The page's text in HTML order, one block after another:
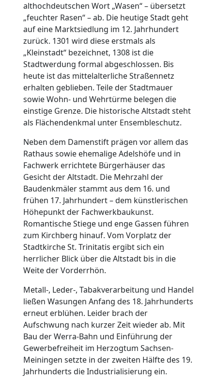
althochdeutschen Wort „Wasen“ – übersetzt
„feuchter Rasen“ – ab. Die heutige Stadt geht
auf eine Marktsiedlung im 12. Jahrhundert
zurück. 1301 wird diese erstmals als
„Kleinstadt“ bezeichnet, 1308 ist die
Stadtwerdung formal abgeschlossen. Bis
heute ist das mittelalterliche Straßennetz
erhalten geblieben. Teile der Stadtmauer
sowie Wohn- und Wehrtürme belegen die
einstige Grenze. Die historische Altstadt steht
als Flächendenkmal unter Ensembleschutz.
Neben dem Damenstift prägen vor allem das
Rathaus sowie ehemalige Adelshöfe und in
Fachwerk errichtete Bürgerhäuser das
Gesicht der Altstadt. Die Mehrzahl der
Baudenkmäler stammt aus dem 16. und
frühen 17. Jahrhundert – dem künstlerischen
Höhepunkt der Fachwerkbaukunst.
Romantische Stiege und enge Gassen führen
zum Kirchberg hinauf. Vom Vorplatz der
Stadtkirche St. Trinitatis ergibt sich ein
herrlicher Blick über die Altstadt bis in die
Weite der Vorderrhön.
Metall-, Leder-, Tabakverarbeitung und Handel
ließen Wasungen Anfang des 18. Jahrhunderts
erneut erblühen. Leider brach der
Aufschwung nach kurzer Zeit wieder ab. Mit
Bau der Werra-Bahn und Einführung der
Gewerbefreiheit im Herzogtum Sachsen-
Meiningen setzte in der zweiten Hälfte des 19.
Jahrhunderts die Industrialisierung ein.